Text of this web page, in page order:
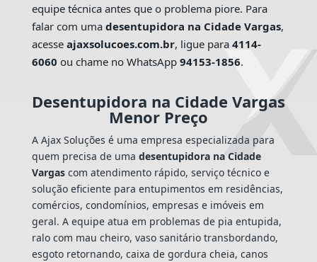
equipe técnica antes que o problema piore. Para
falar com uma desentupidora na Cidade Vargas,
acesse ajaxsolucoes.com.br, ligue para 4114-
6060 ou chame no WhatsApp 94153-1856.
Desentupidora na Cidade Vargas
Menor Preço
A Ajax Soluções é uma empresa especializada para
quem precisa de uma desentupidora na Cidade
Vargascom atendimento rápido, serviço técnico e
solução eficiente para entupimentos em residências,
comércios, condomínios, empresas e imóveis em
geral. A equipe atua em problemas de pia entupida,
ralo com mau cheiro, vaso sanitário transbordando,
esgoto retornando, caixa de gordura cheia, canos